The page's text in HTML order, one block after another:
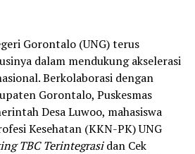
Gorontalo (UNG) terus
dalam mendukung akselerasi
Berkolaborasi dengan
Gorontalo, Puskesmas
Desa Luwoo, mahasiswa
Kesehatan (KKN-PK) UNG
TBC Terintegrasidan Cek